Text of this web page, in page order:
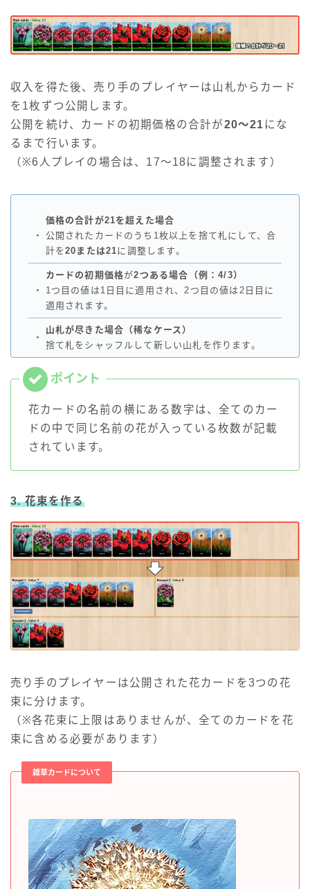
収入を得た後、売り手のプレイヤーは山札からカード
を1枚ずつ公開します。
公開を続け、カードの初期価格の合計が20～21 にな
るまで行います。
（※6人プレイの場合は、17～18に調整されます）
・
価格の合計が21を超えた場合
公開されたカードのうち1枚以上を捨て札にして、合
計を20または21に調整します。
・
カードの初期価格が2つある場合（例：4/3）
1つ目の値は1日目に適用され、2つ目の値は2日目に
適用されます。
・
山札が尽きた場合（稀なケース）
捨て札をシャッフルして新しい山札を作ります。
花カードの名前の横にある数字は、全てのカー
ドの中で同じ名前の花が入っている枚数が記載
されています。
3. 花束を作る
売り手のプレイヤーは公開された花カードを3つの花
束に分けます。
（※各花束に上限はありませんが、全てのカードを花
束に含める必要があります）
雑草カードについて